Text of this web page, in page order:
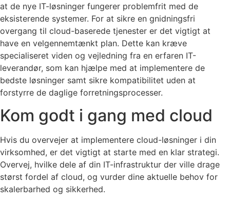
at de nye IT-løsninger fungerer problemfrit med de
eksisterende systemer. For at sikre en gnidningsfri
overgang til cloud-baserede tjenester er det vigtigt at
have en velgennemtænkt plan. Dette kan kræve
specialiseret viden og vejledning fra en erfaren IT-
leverandør, som kan hjælpe med at implementere de
bedste løsninger samt sikre kompatibilitet uden at
forstyrre de daglige forretningsprocesser.
Kom godt i gang med cloud
Hvis du overvejer at implementere cloud-løsninger i din
virksomhed, er det vigtigt at starte med en klar strategi.
Overvej, hvilke dele af din IT-infrastruktur der ville drage
størst fordel af cloud, og vurder dine aktuelle behov for
skalerbarhed og sikkerhed.